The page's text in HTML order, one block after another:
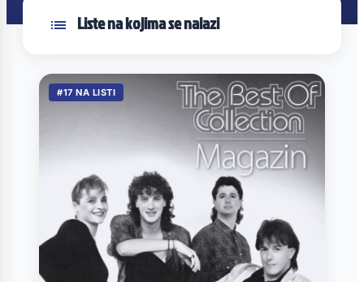
Liste na kojima se nalazi
#17 NA LISTI